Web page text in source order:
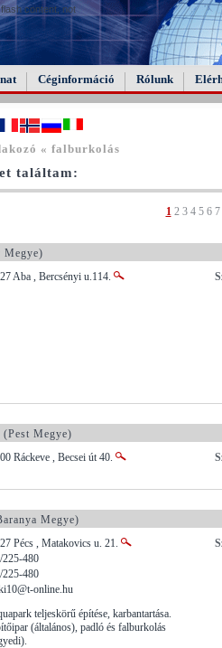
content, not
Céginformáció Rólunk
« falburkolás
találtam:
1 2 3 4 5 6 7
Megye)
Aba , Bercsényi u.114.
(Pest Megye)
Ráckeve , Becsei út 40.
Megye)
Pécs , Matakovics u. 21.
225-480
225-480
online.hu
teljeskörű építése, karbantartása.
(általános), padló és falburkolás